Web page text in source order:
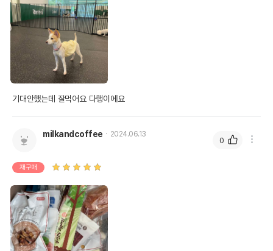
기대안했는데 잘먹어요 다행이에요
milkandcoffee 2024.06.13
재구매
0